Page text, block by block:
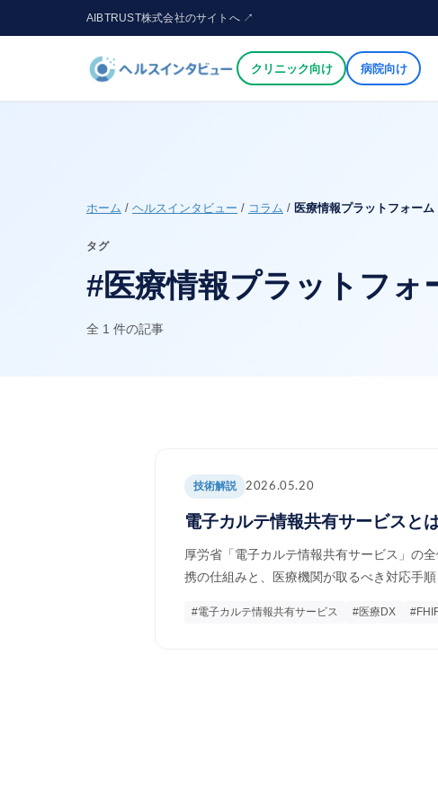
AIBTRUST株式会社のサイトへ ↗
クリニック向け 病院向け
ホーム / ヘルスインタビュー / コラム / 医療情報プラットフォーム
タグ
#医療情報プラットフォ
全 1 件の記事
技術解説 2026.05.20
電子カルテ情報共有サービスと
厚労省「電子カルテ情報共有サービス」の
携の仕組みと、医療機関が取るべき対応手
#電子カルテ情報共有サービス #医療DX